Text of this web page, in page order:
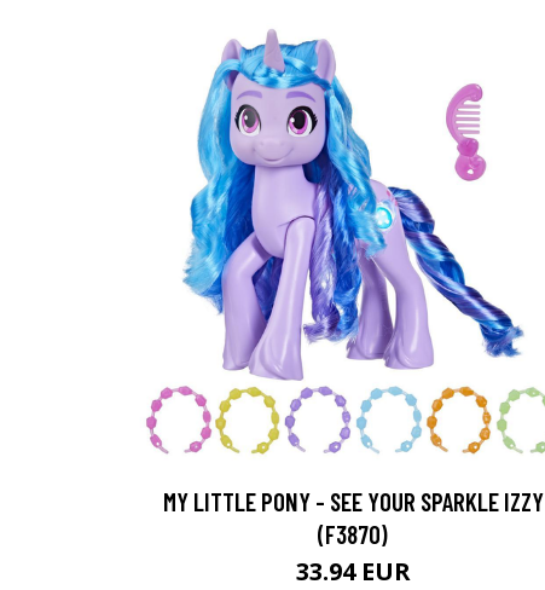
MY LITTLE PONY - SEE YOUR SPARKLE IZZY
(F3870)
33.94 EUR